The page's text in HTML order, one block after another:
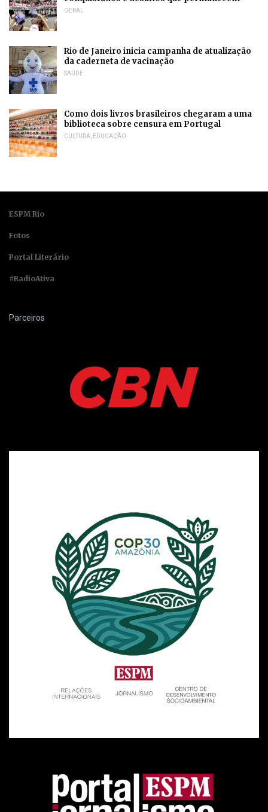
GERAL
Rio de Janeiro inicia campanha de atualização
da caderneta de vacinação
SAÚDE
Como dois livros brasileiros chegaram a uma
biblioteca sobre censura em Portugal
CULTURA EDUCAÇÃO
ESPM Rio
Fotos
Portal Literário
#RadioAtiva
Parceiros